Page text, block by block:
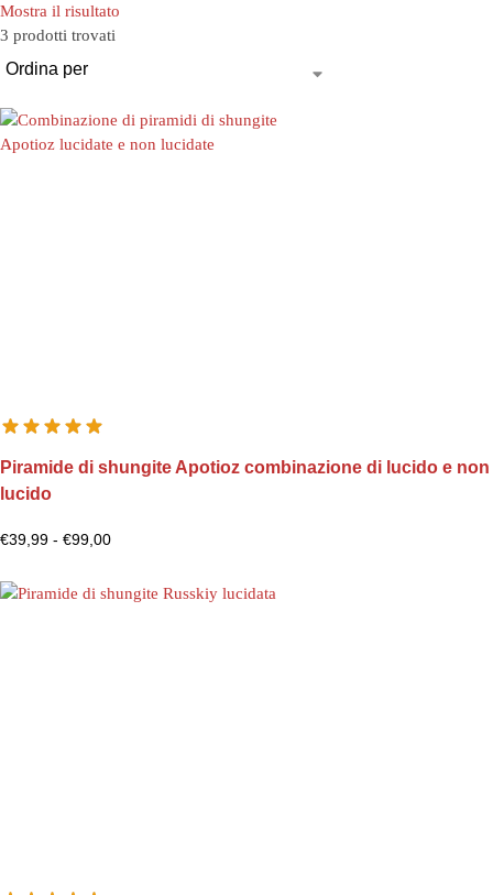
Mostra il risultato
3 prodotti trovati
Piramide di shungite Apotioz combinazione di lucido e non
lucido
€39,99 - €99,00